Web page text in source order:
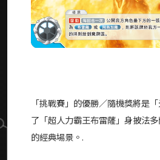
「挑戰賽」的優勝／隨機獎將是
了「超人力霸王布雷薩」身披法
的經典場景。.